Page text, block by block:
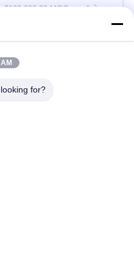
$100,000.00 MOQ:> = 1 सेट
for?